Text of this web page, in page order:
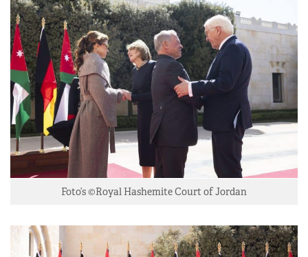
Foto’s ©Royal Hashemite Court of Jordan